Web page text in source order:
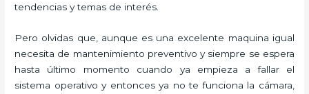
tendencias y temas de interés.
Pero olvidas que, aunque es una excelente maquina igual
necesita de mantenimiento preventivo y siempre se espera
hasta último momento cuando ya empieza a fallar el
sistema operativo y entonces ya no te funciona la cámara,